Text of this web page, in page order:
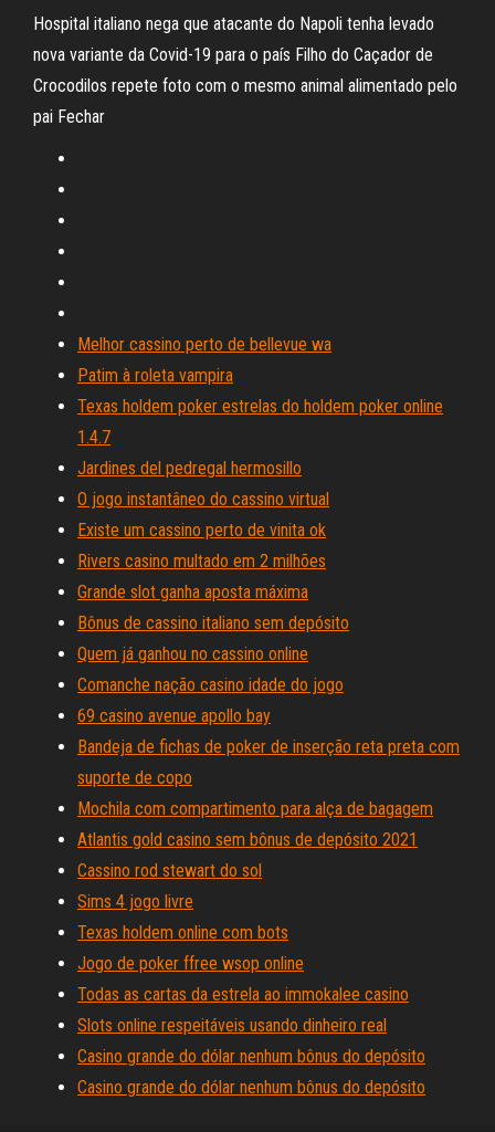
Hospital italiano nega que atacante do Napoli tenha levado
nova variante da Covid-19 para o país Filho do Caçador de
Crocodilos repete foto com o mesmo animal alimentado pelo
pai Fechar
Melhor cassino perto de bellevue wa
Patim à roleta vampira
Texas holdem poker estrelas do holdem poker online
1.4.7
Jardines del pedregal hermosillo
O jogo instantâneo do cassino virtual
Existe um cassino perto de vinita ok
Rivers casino multado em 2 milhões
Grande slot ganha aposta máxima
Bônus de cassino italiano sem depósito
Quem já ganhou no cassino online
Comanche nação casino idade do jogo
69 casino avenue apollo bay
Bandeja de fichas de poker de inserção reta preta com
suporte de copo
Mochila com compartimento para alça de bagagem
Atlantis gold casino sem bônus de depósito 2021
Cassino rod stewart do sol
Sims 4 jogo livre
Texas holdem online com bots
Jogo de poker ffree wsop online
Todas as cartas da estrela ao immokalee casino
Slots online respeitáveis ​​usando dinheiro real
Casino grande do dólar nenhum bônus do depósito
Casino grande do dólar nenhum bônus do depósito